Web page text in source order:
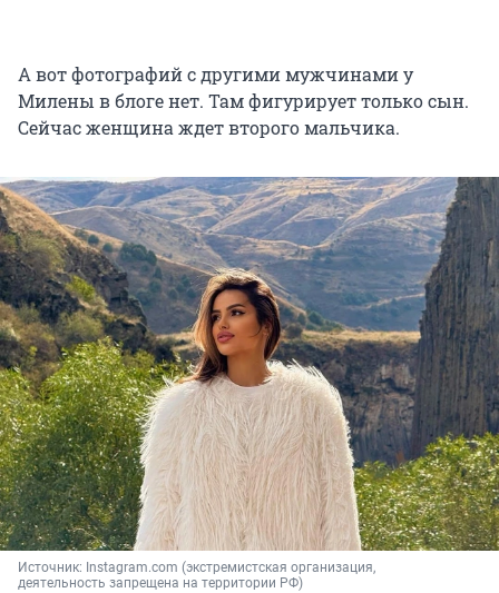
А вот фотографий с другими мужчинами у
Милены в блоге нет. Там фигурирует только сын.
Сейчас женщина ждет второго мальчика.
Источник: Instagram.com (экстремистская организация,
деятельность запрещена на территории РФ)